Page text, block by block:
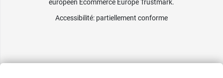
européen Ecommerce Europe Trustmark.
Accessibilité: partiellement conforme